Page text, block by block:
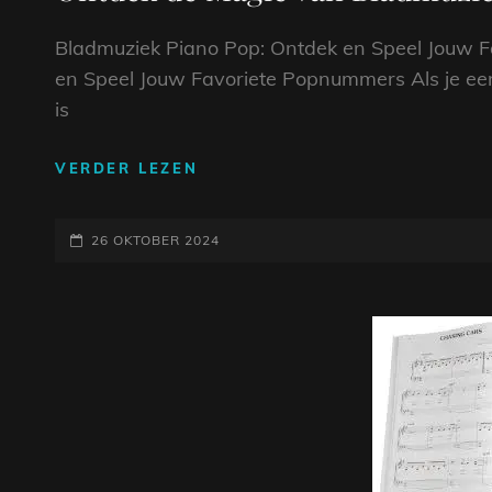
Bladmuziek Piano Pop: Ontdek en Speel Jouw
en Speel Jouw Favoriete Popnummers Als je
is
VERDER LEZEN
VAN
GEPLAATST
26 OKTOBER 2024